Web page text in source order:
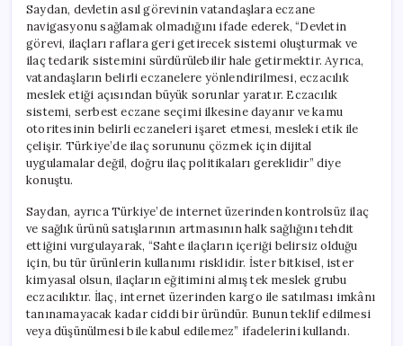
Saydan, devletin asıl görevinin vatandaşlara eczane
navigasyonu sağlamak olmadığını ifade ederek, “Devletin
görevi, ilaçları raflara geri getirecek sistemi oluşturmak ve
ilaç tedarik sistemini sürdürülebilir hale getirmektir. Ayrıca,
vatandaşların belirli eczanelere yönlendirilmesi, eczacılık
meslek etiği açısından büyük sorunlar yaratır. Eczacılık
sistemi, serbest eczane seçimi ilkesine dayanır ve kamu
otoritesinin belirli eczaneleri işaret etmesi, mesleki etik ile
çelişir. Türkiye’de ilaç sorununu çözmek için dijital
uygulamalar değil, doğru ilaç politikaları gereklidir” diye
konuştu.
Saydan, ayrıca Türkiye’de internet üzerinden kontrolsüz ilaç
ve sağlık ürünü satışlarının artmasının halk sağlığını tehdit
ettiğini vurgulayarak, “Sahte ilaçların içeriği belirsiz olduğu
için, bu tür ürünlerin kullanımı risklidir. İster bitkisel, ister
kimyasal olsun, ilaçların eğitimini almış tek meslek grubu
eczacılıktır. İlaç, internet üzerinden kargo ile satılması imkânı
tanınamayacak kadar ciddi bir üründür. Bunun teklif edilmesi
veya düşünülmesi bile kabul edilemez” ifadelerini kullandı.